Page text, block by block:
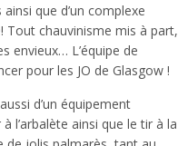
que d’un complexe
Tout chauvinisme mis à part,
envieux… L’équipe de
pour les JO de Glasgow !
d’un équipement
l’arbalète ainsi que le tir à la